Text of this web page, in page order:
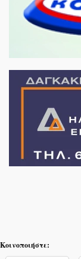
Κοινοποιήστε: